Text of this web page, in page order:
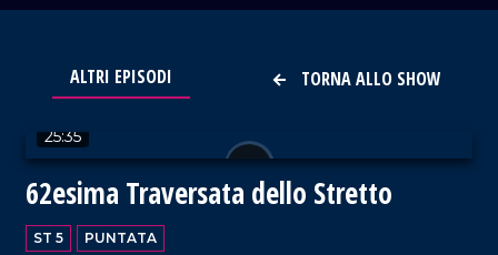
TORNA ALLO SHOW
ALTRI EPISODI
25:35
62esima Traversata dello Stretto
ST 5 PUNTATA